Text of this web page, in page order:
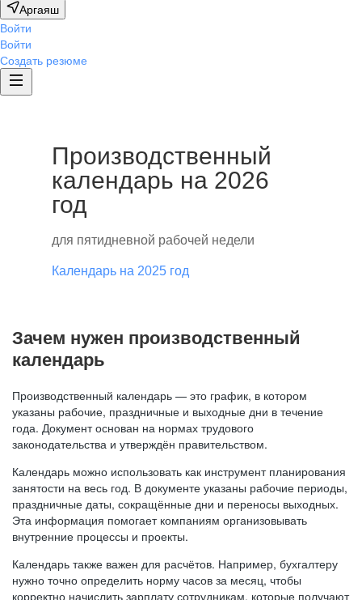
Аргаяш
Войти
Войти
Создать резюме
Производственный
календарь на 2026
год
для пятидневной рабочей недели
Календарь на 2025 год
Зачем нужен производственный
календарь
Производственный календарь — это график, в котором
указаны рабочие, праздничные и выходные дни в течение
года. Документ основан на нормах трудового
законодательства и утверждён правительством.
Календарь можно использовать как инструмент планирования
занятости на весь год. В документе указаны рабочие периоды,
праздничные даты, сокращённые дни и переносы выходных.
Эта информация помогает компаниям организовывать
внутренние процессы и проекты.
Календарь также важен для расчётов. Например, бухгалтеру
нужно точно определить норму часов за месяц, чтобы
корректно начислить зарплату сотрудникам, которые получают